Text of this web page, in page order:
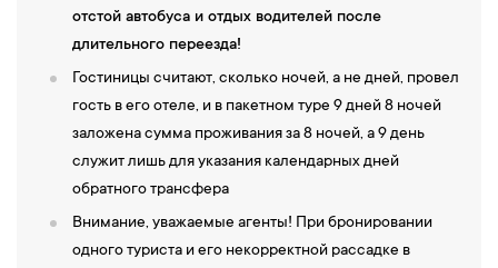
отстой автобуса и отдых водителей после
длительного переезда!
Гостиницы считают, сколько ночей, а не дней, провел
гость в его отеле, и в пакетном туре 9 дней 8 ночей
заложена сумма проживания за 8 ночей, а 9 день
служит лишь для указания календарных дней
обратного трансфера
Внимание, уважаемые агенты! При бронировании
одного туриста и его некорректной рассадке в